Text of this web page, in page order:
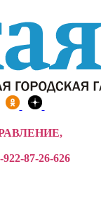
87-26-626